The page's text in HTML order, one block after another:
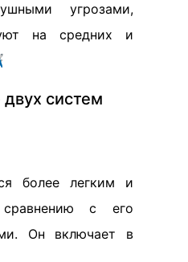
угрозами,
на средних и
систем
более легким и
с его
Он включает в